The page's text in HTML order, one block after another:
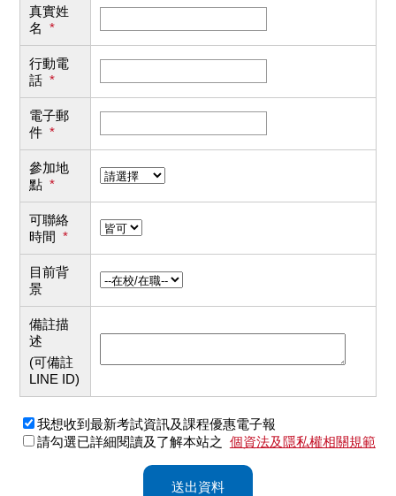
真實姓
名 *
行動電
話 *
電子郵
件 *
參加地
點 *
可聯絡
時間 *
目前背
景
備註描
述
(可備註
LINE ID)
我想收到最新考試資訊及課程優惠電子報
請勾選已詳細閱讀及了解本站之 個資法及隱私權相關規範
送出資料